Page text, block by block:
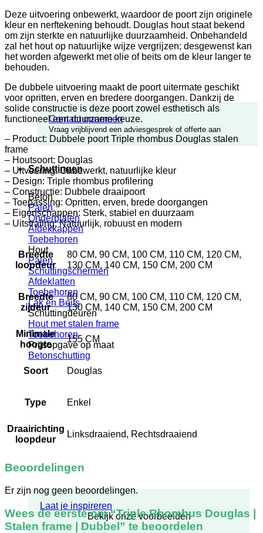
Contact opnemen
Vraag vrijblijvend een adviesgesprek of offerte aan
Schuttingen
Beton
Palen
Onderplaten
Afdekkappen
Toebehoren
Hout
Palen
Schuttingschermen
Afdeklatten
Toebehoren
Lak en Beits
Schuttingdeuren
Hout met stalen frame
Toebehoren
Prijsopgave op maat
Betonschutting
Laat je inspireren
Bekijk onze voorbeelden
Deze uitvoering onbewerkt, waardoor de poort zijn originele
kleur en nerftekening behoudt. Douglas hout staat bekend
om zijn sterkte en natuurlijke duurzaamheid. Onbehandeld
zal het hout op natuurlijke wijze vergrijzen; desgewenst kan
het worden afgewerkt met olie of beits om de kleur langer te
behouden.
De dubbele uitvoering maakt de poort uitermate geschikt
voor opritten, erven en bredere doorgangen. Dankzij de
solide constructie is deze poort zowel esthetisch als
functioneel een duurzame keuze.
– Product: Dubbele poort Triple rhombus Douglas stalen
frame
– Houtsoort: Douglas
– Uitvoering: Onbewerkt, natuurlijke kleur
– Design: Triple rhombus profilering
– Constructie: Dubbele draaipoort
– Toepassing: Opritten, erven, brede doorgangen
– Eigenschappen: Sterk, stabiel en duurzaam
– Uitstraling: Natuurlijk, robuust en modern
Breedte
loopdeur
80 CM, 90 CM, 100 CM, 110 CM, 120 CM,
130 CM, 140 CM, 150 CM, 200 CM
Breedte
zijdeur
80 CM, 90 CM, 100 CM, 110 CM, 120 CM,
130 CM, 140 CM, 150 CM, 200 CM
Minimale
hoogte
155 CM
Soort Douglas
Type Enkel
Draairichting
loopdeur
Linksdraaiend, Rechtsdraaiend
Beoordelingen
Er zijn nog geen beoordelingen.
Wees de eerste om “Triple Rhombus Douglas |
Stalen frame | Dubbel” te beoordelen